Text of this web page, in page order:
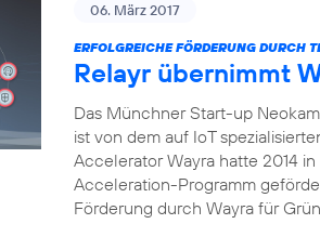
06. März 2017
ERFOLGREICHE FÖRDERUNG DURCH
Relayr übernimmt
Das Münchner Start-up
ist von dem auf IoT
Accelerator Wayra hatte 2014
Acceleration-Programm
Förderung durch Wayra für